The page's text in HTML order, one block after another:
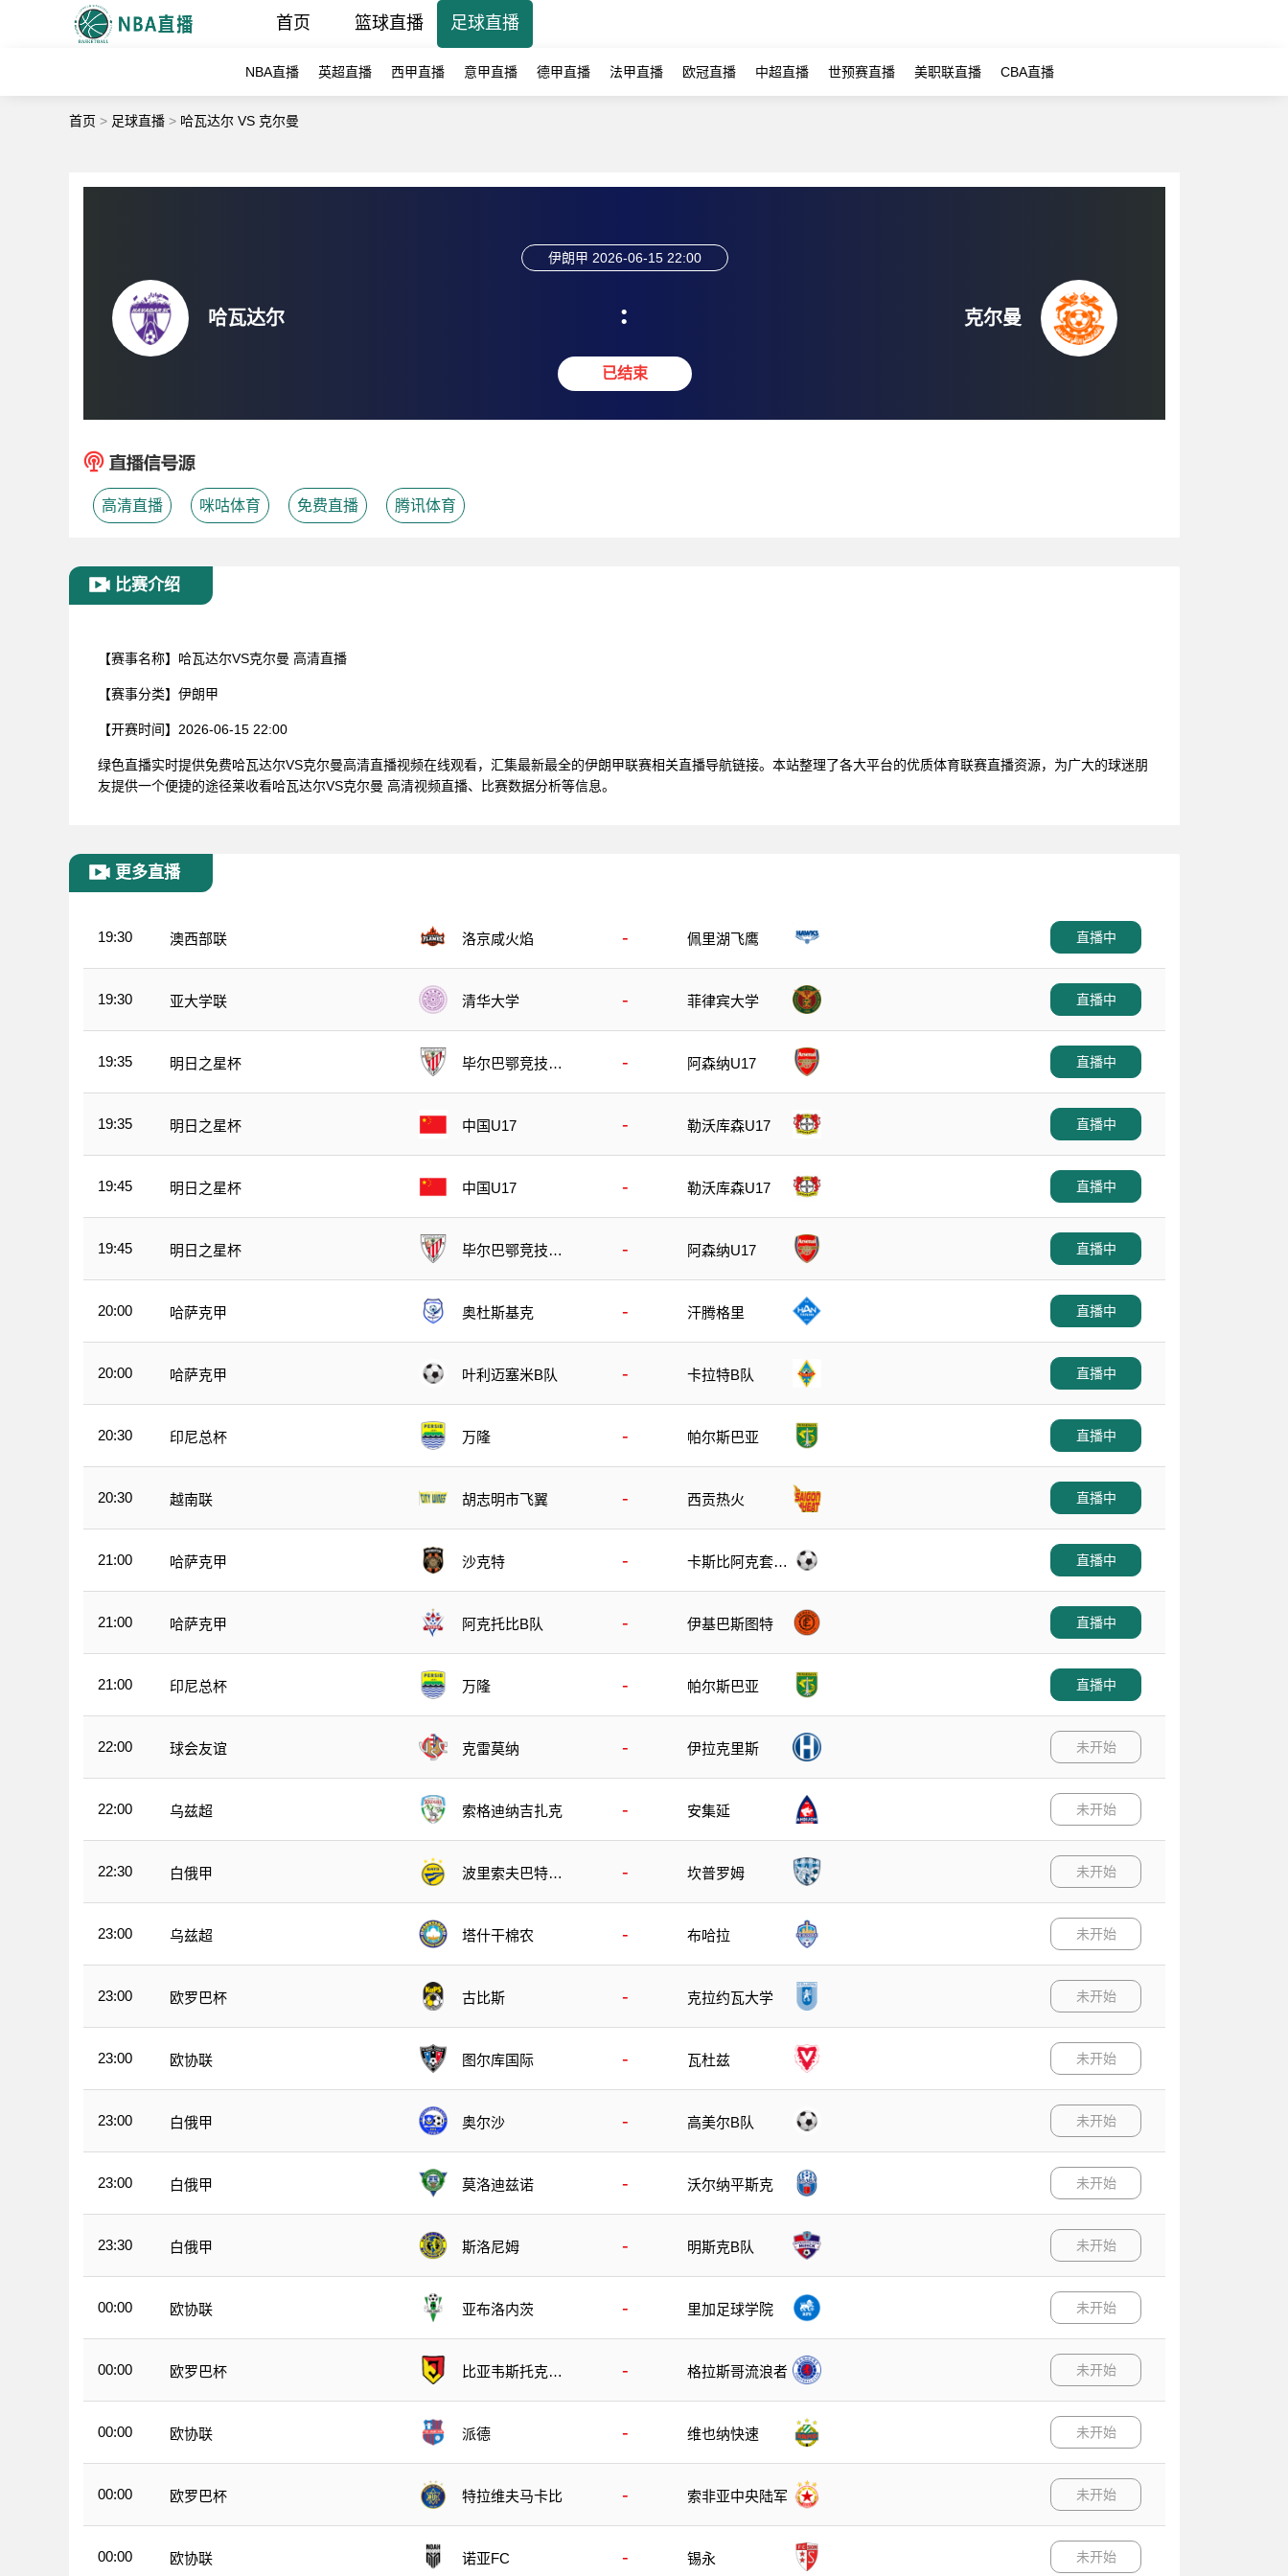
首页 篮球直播 足球直播
NBA直播 英超直播 西甲直播 意甲直播 德甲直播 法甲直播 欧冠直播 中超直播 世预赛直播 美职联直播 CBA直播
首页 > 足球直播 > 哈瓦达尔 VS 克尔曼
哈瓦达尔
伊朗甲 2026-06-15 22:00
:
已结束
克尔曼
高清直播 咪咕体育 免费直播 腾讯体育
比赛介绍
【赛事名称】 哈瓦达尔VS克尔曼 高清直播
【赛事分类】 伊朗甲
【开赛时间】 2026-06-15 22:00
绿色直播实时提供免费哈瓦达尔VS克尔曼高清直播视频在线观看，汇集最新最全的伊朗甲联赛相关直播导航链接。本站整理了各大平台的优质体育联赛直播资源，为广大的球迷朋
友提供一个便捷的途径莱收看哈瓦达尔VS克尔曼 高清视频直播、比赛数据分析等信息。
更多直播
19:30 澳西部联 洛京咸火焰 - 佩里湖飞鹰 直播中
19:30 亚大学联 清华大学 - 菲律宾大学 直播中
19:35 明日之星杯
毕尔巴鄂竞技U
- 阿森纳U17 直播中
19:35 明日之星杯 中国U17 - 勒沃库森U17 直播中
19:45 明日之星杯 中国U17 - 勒沃库森U17 直播中
19:45 明日之星杯
毕尔巴鄂竞技U
- 阿森纳U17 直播中
20:00 哈萨克甲 奥杜斯基克 - 汗腾格里 直播中
20:00 哈萨克甲 叶利迈塞米B队 - 卡拉特B队 直播中
20:30 印尼总杯 万隆 - 帕尔斯巴亚 直播中
20:30 越南联 胡志明市飞翼 - 西贡热火 直播中
21:00 哈萨克甲 沙克特 -
卡斯比阿克套B
直播中
21:00 哈萨克甲 阿克托比B队 - 伊基巴斯图特 直播中
21:00 印尼总杯 万隆 - 帕尔斯巴亚 直播中
22:00 球会友谊 克雷莫纳 - 伊拉克里斯 未开始
22:00 乌兹超 索格迪纳吉扎克 - 安集延 未开始
22:30 白俄甲
波里索夫巴特B
- 坎普罗姆 未开始
23:00 乌兹超 塔什干棉农 - 布哈拉 未开始
23:00 欧罗巴杯 古比斯 - 克拉约瓦大学 未开始
23:00 欧协联 图尔库国际 - 瓦杜兹 未开始
23:00 白俄甲 奥尔沙 - 高美尔B队 未开始
23:00 白俄甲 莫洛迪兹诺 - 沃尔纳平斯克 未开始
23:30 白俄甲 斯洛尼姆 - 明斯克B队 未开始
00:00 欧协联 亚布洛内茨 - 里加足球学院 未开始
00:00 欧罗巴杯
比亚韦斯托克雅
- 格拉斯哥流浪者 未开始
00:00 欧协联 派德 - 维也纳快速 未开始
00:00 欧罗巴杯 特拉维夫马卡比 - 索非亚中央陆军 未开始
00:00 欧协联 诺亚FC - 锡永 未开始